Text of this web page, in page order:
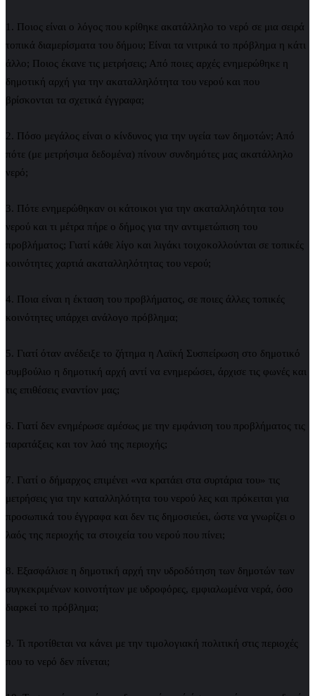
1. Ποιος είναι ο λόγος που κρίθηκε ακατάλληλο το νερό σε μια σειρά
τοπικά διαμερίσματα του δήμου; Είναι τα νιτρικά το πρόβλημα η κάτι
άλλο; Ποιος έκανε τις μετρήσεις; Από ποιες αρχές ενημερώθηκε η
δημοτική αρχή για την ακαταλληλότητα του νερού και που
βρίσκονται τα σχετικά έγγραφα;
2. Πόσο μεγάλος είναι ο κίνδυνος για την υγεία των δημοτών; Από
πότε (με μετρήσιμα δεδομένα) πίνουν συνδημότες μας ακατάλληλο
νερό;
3. Πότε ενημερώθηκαν οι κάτοικοι για την ακαταλληλότητα του
νερού και τι μέτρα πήρε ο δήμος για την αντιμετώπιση του
προβλήματος; Γιατί κάθε λίγο και λιγάκι τοιχοκολλούνται σε τοπικές
κοινότητες χαρτιά ακαταλληλότητας του νερού;
4. Ποια είναι η έκταση του προβλήματος, σε ποιες άλλες τοπικές
κοινότητες υπάρχει ανάλογο πρόβλημα;
5. Γιατί όταν ανέδειξε το ζήτημα η Λαϊκή Συσπείρωση στο δημοτικό
συμβούλιο η δημοτική αρχή αντί να ενημερώσει, άρχισε τις φωνές και
τις επιθέσεις εναντίον μας;
6. Γιατί δεν ενημέρωσε αμέσως με την εμφάνιση του προβλήματος τις
παρατάξεις και τον λαό της περιοχής;
7. Γιατί ο δήμαρχος επιμένει «να κρατάει στα συρτάρια του» τις
μετρήσεις για την καταλληλότητα του νερού λες και πρόκειται για
προσωπικά του έγγραφα και δεν τις δημοσιεύει, ώστε να γνωρίζει ο
λαός της περιοχής τα στοιχεία του νερού που πίνει;
8. Εξασφάλισε η δημοτική αρχή την υδροδότηση των δημοτών των
συγκεκριμένων κοινοτήτων με υδροφόρες, εμφιαλωμένα νερά, όσο
διαρκεί το πρόβλημα;
9. Τι προτίθεται να κάνει με την τιμολογιακή πολιτική στις περιοχές
που το νερό δεν πίνεται;